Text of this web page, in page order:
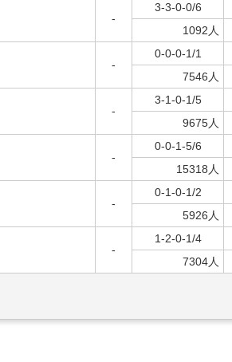
-
3-3-0-0/6
1092人
-
0-0-0-1/1
7546人
-
3-1-0-1/5
9675人
-
0-0-1-5/6
15318人
-
0-1-0-1/2
5926人
-
1-2-0-1/4
7304人